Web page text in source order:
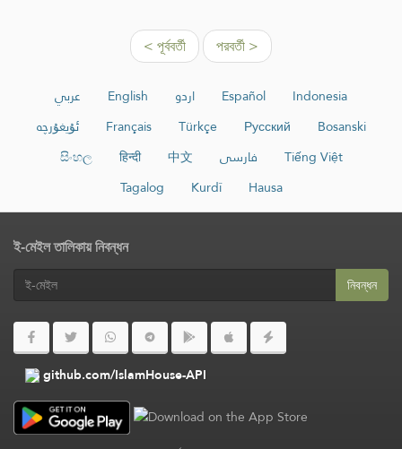
< পূর্ববর্তী পরবর্তী >
عربي English اردو Español
Indonesia
ئۇيغۇرچە
Français Türkçe Русский
Bosanski
සිංහල
हिन्दी 中文 فارسی
Tiếng Việt
Tagalog
Kurdî Hausa
ই-মেইল তালিকায় নিবন্ধন
নিবন্ধন
github.com/IslamHouse-API